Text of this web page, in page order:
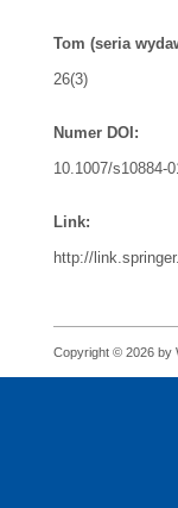
Tom (seria
26(3)
Numer DOI:
10.1007/s10884-
Link:
http://
Copyright © 2026 by